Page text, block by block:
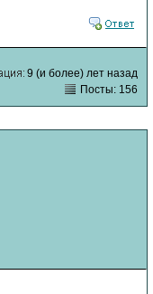
9 (и более) лет назад
Посты: 156